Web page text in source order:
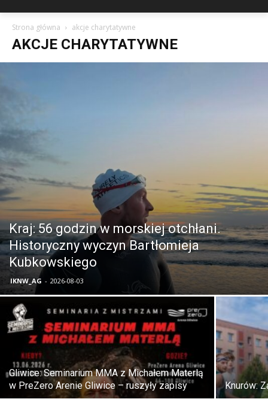
Strona główna akcje charytatywne
AKCJE CHARYTATYWNE
Kraj: 56 godzin w morskiej otchłani.
Historyczny wyczyn Bartłomieja
Kubkowskiego
IKNW_AG - 2026-08-03
Gliwice: Seminarium MMA z Michałem Materlą
w PreZero Arenie Gliwice – ruszyły zapisy
Knurów: